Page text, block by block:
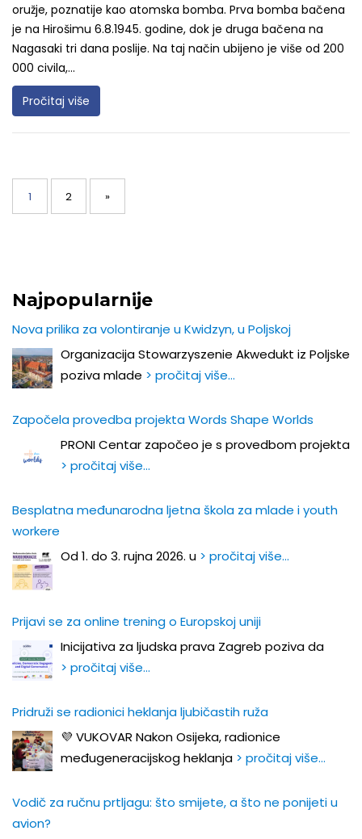
oružje, poznatije kao atomska bomba. Prva bomba bačena
je na Hirošimu 6.8.1945. godine, dok je druga bačena na
Nagasaki tri dana poslije. Na taj način ubijeno je više od 200
000 civila,...
Pročitaj više
Posts
navigation
Page
1 Page
2 »
Najpopularnije
Nova prilika za volontiranje u Kwidzyn, u Poljskoj
Organizacija Stowarzyszenie Akwedukt iz Poljske
poziva mlade > pročitaj više…
Započela provedba projekta Words Shape Worlds
PRONI Centar započeo je s provedbom projekta
> pročitaj više…
Besplatna međunarodna ljetna škola za mlade i youth
workere
Od 1. do 3. rujna 2026. u > pročitaj više…
Prijavi se za online trening o Europskoj uniji
Inicijativa za ljudska prava Zagreb poziva da
> pročitaj više…
Pridruži se radionici heklanja ljubičastih ruža
💜 VUKOVAR Nakon Osijeka, radionice
međugeneracijskog heklanja > pročitaj više…
Vodič za ručnu prtljagu: što smijete, a što ne ponijeti u
avion?